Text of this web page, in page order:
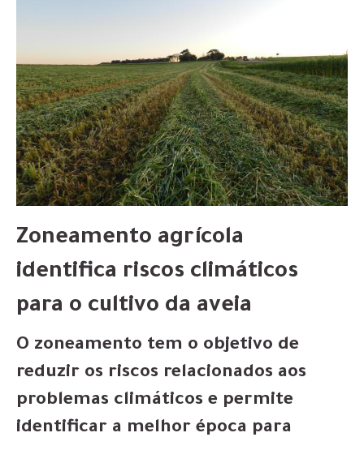
Zoneamento agrícola
identifica riscos climáticos
para o cultivo da aveia
O zoneamento tem o objetivo de
reduzir os riscos relacionados aos
problemas climáticos e permite
identificar a melhor época para